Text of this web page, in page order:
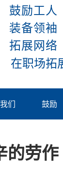
鼓励工人
装备领袖
拓展网络
们 鼓励
的劳作